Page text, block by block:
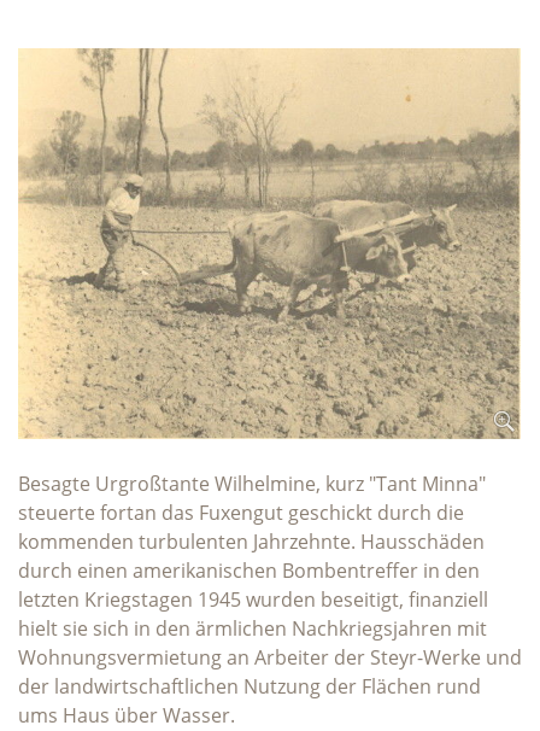
Besagte Urgroßtante Wilhelmine, kurz "Tant Minna"
steuerte fortan das Fuxengut geschickt durch die
kommenden turbulenten Jahrzehnte. Hausschäden
durch einen amerikanischen Bombentreffer in den
letzten Kriegstagen 1945 wurden beseitigt, finanziell
hielt sie sich in den ärmlichen Nachkriegsjahren mit
Wohnungsvermietung an Arbeiter der Steyr-Werke und
der landwirtschaftlichen Nutzung der Flächen rund
ums Haus über Wasser.